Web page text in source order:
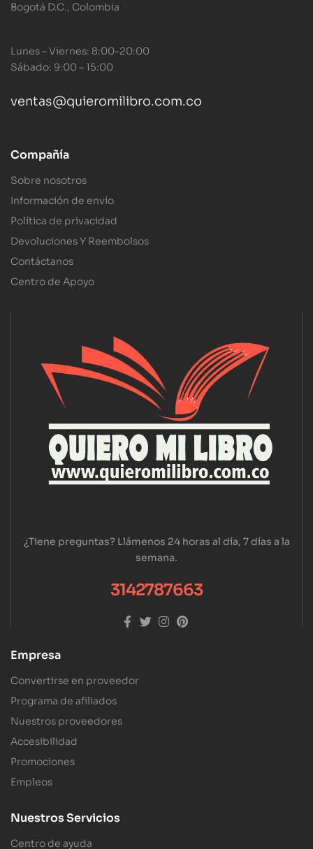
Bogotá D.C., Colombia
Lunes – Viernes: 8:00-20:00
Sábado: 9:00 – 15:00
ventas@quieromilibro.com.co
Compañía
Sobre nosotros
Información de envío
Política de privacidad
Devoluciones Y Reembolsos
Contáctanos
Centro de Apoyo
¿Tiene preguntas? Llámenos 24 horas al día, 7 días a la
semana.
3142787663
Empresa
Convertirse en proveedor
Programa de afiliados
Nuestros proveedores
Accesibilidad
Promociones
Empleos
Nuestros Servicios
Centro de ayuda